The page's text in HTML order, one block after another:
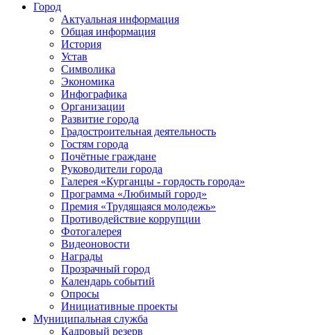
Город
Актуальная информация
Общая информация
История
Устав
Символика
Экономика
Инфографика
Организации
Развитие города
Градостроительная деятельность
Гостям города
Почётные граждане
Руководители города
Галерея «Курганцы - гордость города»
Программа «Любимый город»
Премия «Трудящаяся молодежь»
Противодействие коррупции
Фотогалерея
Видеоновости
Награды
Прозрачный город
Календарь событий
Опросы
Инициативные проекты
Муниципальная служба
Кадровый резерв